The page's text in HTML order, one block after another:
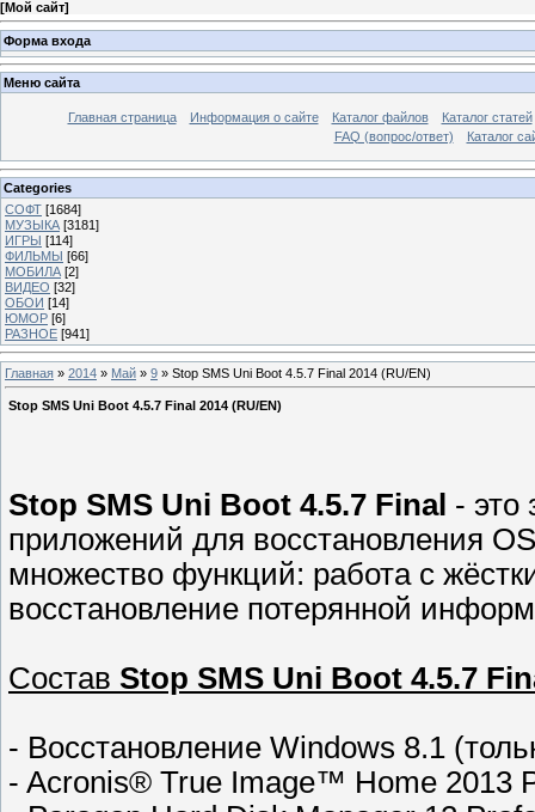
[Мой сайт]
Форма входа
Меню сайта
Главная страница Информация о сайте Каталог файлов
Каталог статей
FAQ (вопрос/ответ)
Каталог
Categories
СОФТ [1684]
МУЗЫКА [3181]
ИГРЫ [114]
ФИЛЬМЫ [66]
МОБИЛА [2]
ВИДЕО [32]
ОБОИ [14]
ЮМОР [6]
РАЗНОЕ [941]
Главная » 2014 » Май » 9 » Stop SMS Uni Boot 4.5.7 Final 2014 (RU/EN)
Stop SMS Uni Boot 4.5.7 Final 2014 (RU/EN)
Stop SMS Uni Boot 4.5.7 Final - это
приложений для восстановления
множество функций: работа с
восстановление потерянной
Состав Stop SMS Uni Boot 4.5.7
- Восстановление Windows 8.1
- Acronis® True Image™ Home 2013